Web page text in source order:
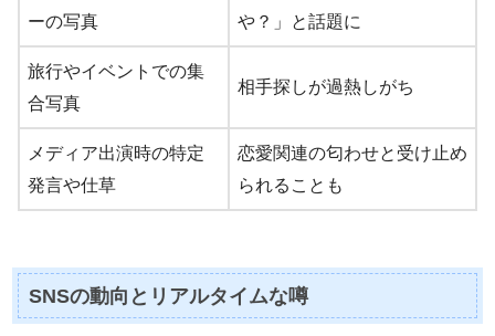
ーの写真
や？」と話題に
旅行やイベントでの集
合写真
相手探しが過熱しがち
メディア出演時の特定
発言や仕草
恋愛関連の匂わせと受け止め
られることも
SNSの動向とリアルタイムな噂